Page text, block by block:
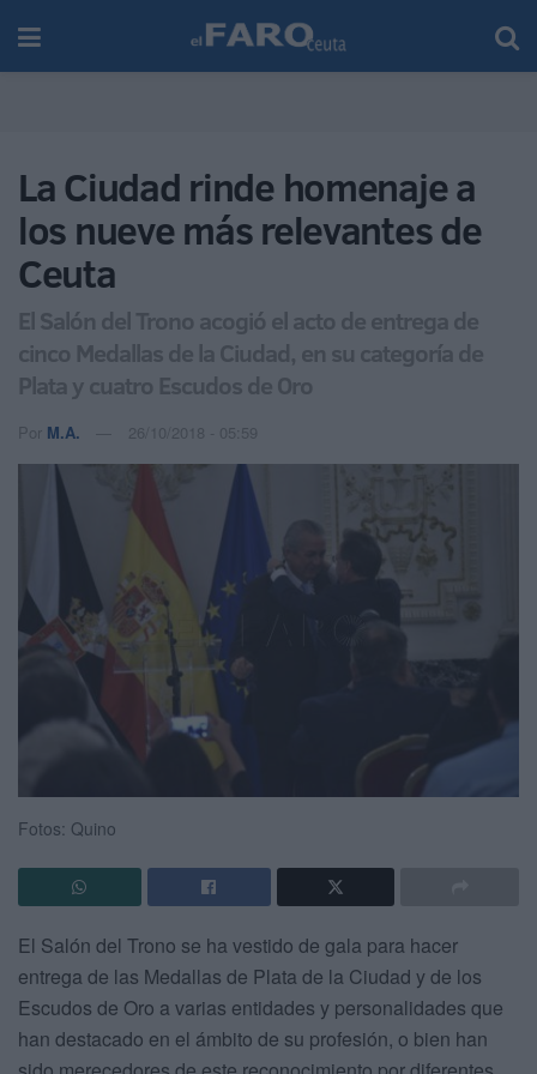
La Ciudad rinde homenaje a
los nueve más relevantes de
Ceuta
El Salón del Trono acogió el acto de entrega de
cinco Medallas de la Ciudad, en su categoría de
Plata y cuatro Escudos de Oro
Por M.A. 26/10/2018 - 05:59
Fotos: Quino
El Salón del Trono se ha vestido de gala para hacer
entrega de las Medallas de Plata de la Ciudad y de los
Escudos de Oro a varias entidades y personalidades que
han destacado en el ámbito de su profesión, o bien han